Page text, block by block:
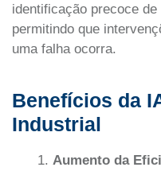
identificação precoce
permitindo que
uma falha ocorra.
Benefícios da
Industrial
Aumento da